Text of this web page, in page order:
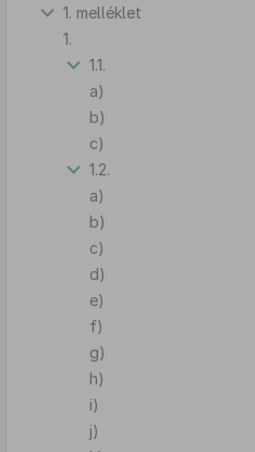
1. melléklet
1.
1.1.
a)
b)
c)
1.2.
a)
b)
c)
d)
e)
f)
g)
h)
i)
j)